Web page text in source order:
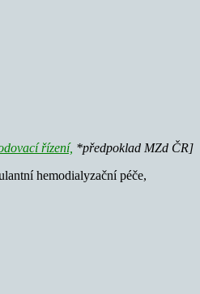
řízení, *předpoklad MZd ČR]
hemodialyzační péče,